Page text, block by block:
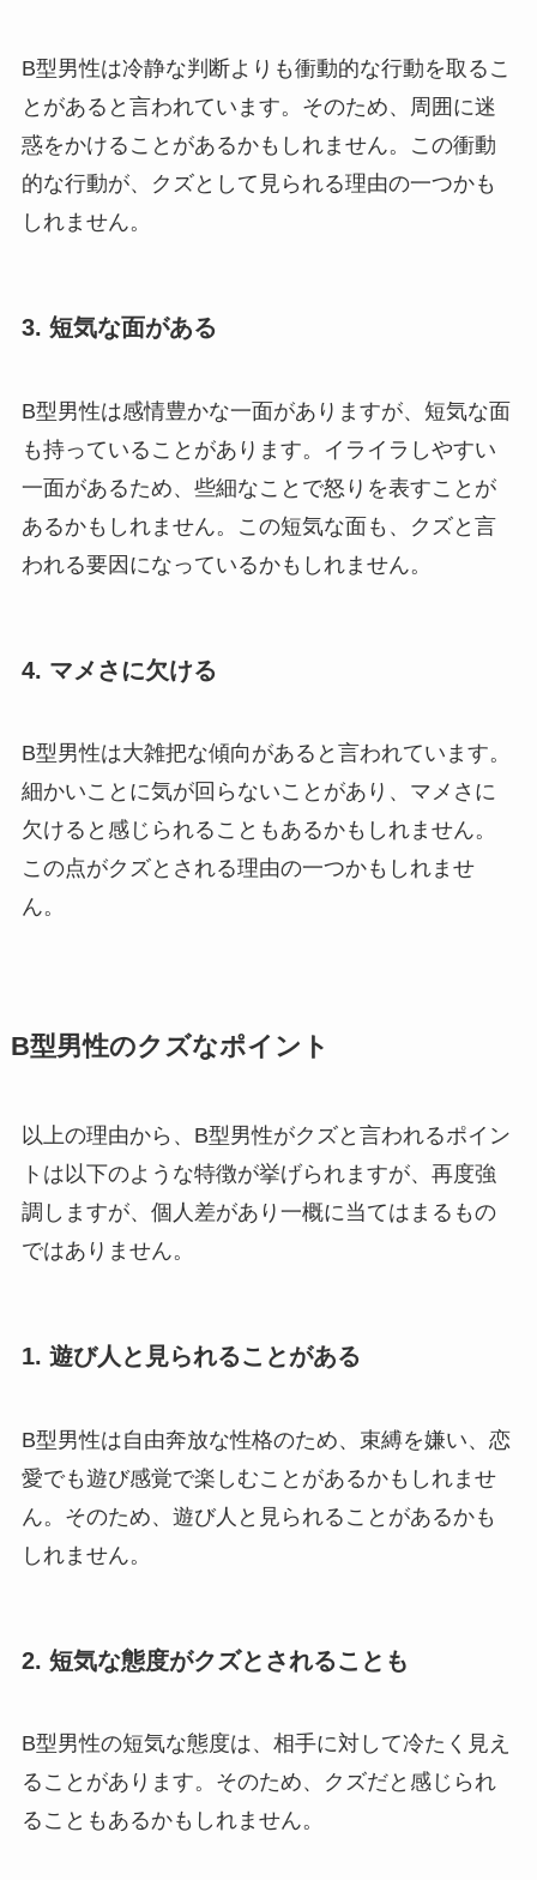
B型男性は冷静な判断よりも衝動的な行動を取るこ
とがあると言われています。そのため、周囲に迷
惑をかけることがあるかもしれません。この衝動
的な行動が、クズとして見られる理由の一つかも
しれません。
3. 短気な面がある
B型男性は感情豊かな一面がありますが、短気な面
も持っていることがあります。イライラしやすい
一面があるため、些細なことで怒りを表すことが
あるかもしれません。この短気な面も、クズと言
われる要因になっているかもしれません。
4. マメさに欠ける
B型男性は大雑把な傾向があると言われています。
細かいことに気が回らないことがあり、マメさに
欠けると感じられることもあるかもしれません。
この点がクズとされる理由の一つかもしれませ
ん。
B型男性のクズなポイント
以上の理由から、B型男性がクズと言われるポイン
トは以下のような特徴が挙げられますが、再度強
調しますが、個人差があり一概に当てはまるもの
ではありません。
1. 遊び人と見られることがある
B型男性は自由奔放な性格のため、束縛を嫌い、恋
愛でも遊び感覚で楽しむことがあるかもしれませ
ん。そのため、遊び人と見られることがあるかも
しれません。
2. 短気な態度がクズとされることも
B型男性の短気な態度は、相手に対して冷たく見え
ることがあります。そのため、クズだと感じられ
ることもあるかもしれません。